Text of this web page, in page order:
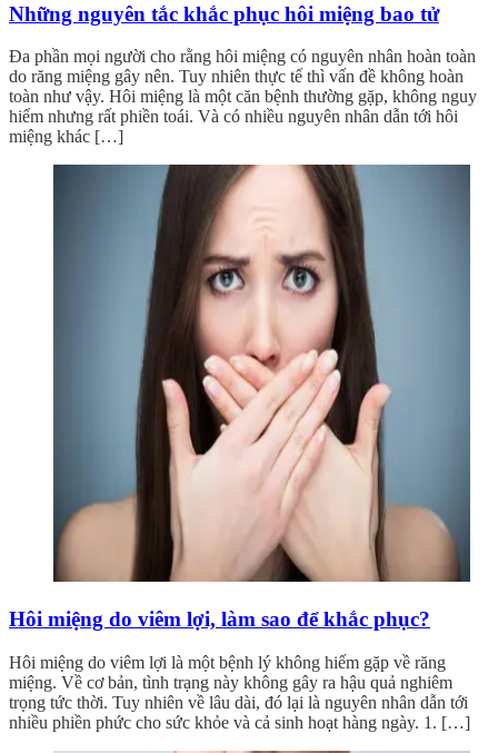
Những nguyên tắc khắc phục hôi miệng bao tử
Đa phần mọi người cho rằng hôi miệng có nguyên nhân hoàn toàn
do răng miệng gây nên. Tuy nhiên thực tế thì vấn đề không hoàn
toàn như vậy. Hôi miệng là một căn bệnh thường gặp, không nguy
hiểm nhưng rất phiền toái. Và có nhiều nguyên nhân dẫn tới hôi
miệng khác […]
Hôi miệng do viêm lợi, làm sao để khắc phục?
Hôi miệng do viêm lợi là một bệnh lý không hiếm gặp về răng
miệng. Về cơ bản, tình trạng này không gây ra hậu quả nghiêm
trọng tức thời. Tuy nhiên về lâu dài, đó lại là nguyên nhân dẫn tới
nhiều phiền phức cho sức khỏe và cả sinh hoạt hàng ngày. 1. […]